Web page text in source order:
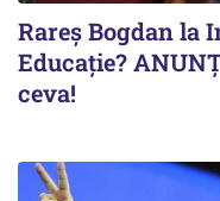
Rareș Bogdan la
Educație?
ceva!